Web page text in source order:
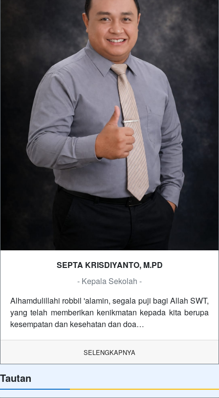
SEPTA KRISDIYANTO, M.PD
- Kepala Sekolah -
Alhamdulillahi robbil 'alamin, segala puji bagi Allah SWT,
yang telah memberikan kenikmatan kepada kita berupa
kesempatan dan kesehatan dan doa…
SELENGKAPNYA
Tautan